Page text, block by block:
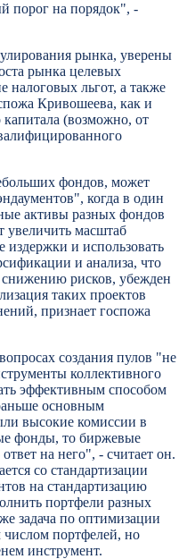
порог на порядок", -
рынка, уверены
рынка целевых
налоговых льгот, а также
Кривошеева, как и
(возможно, от
фондов, может
когда в один
активы разных фондов
увеличить масштаб
и использовать
и анализа, что
снижению рисков, убежден
таких проектов
признает госпожа
создания пулов "не
коллективного
эффективным способом
основным
высокие комиссии в
фонды, то биржевые
на него", - считает он.
со стандартизации
на стандартизацию
портфели разных
задача по оптимизации
числом портфелей, но
инструмент.